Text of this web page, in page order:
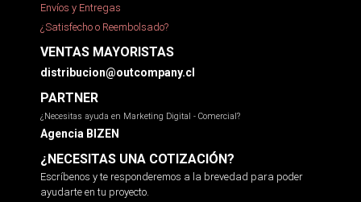
Envíos y Entregas
¿Satisfecho o Reembolsado?
VENTAS MAYORISTAS
distribucion@outcompany.cl
PARTNER
¿Necesitas ayuda en Marketing Digital - Comercial?
Agencia BIZEN
¿NECESITAS UNA COTIZACIÓN?
Escríbenos y te responderemos a la brevedad para poder
ayudarte en tu proyecto.